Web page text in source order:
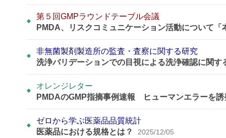
第５回GMPラウンドテーブル会議
PMDA、リスクコミュニケーション活動について
非無菌製剤製造所の監査・査察に関する研究
洗浄バリデーションでの目視による洗浄確認に関す
オレンジレター
PMDAのGMP指摘事例速報 ヒューマンエラーを
ゼロから学ぶ医薬品品質統計
医薬品における規格とは？
2025/12/05